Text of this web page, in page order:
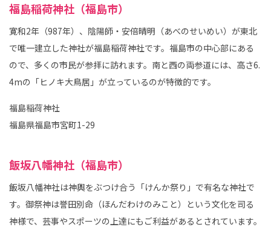
福島稲荷神社（福島市）
寛和2年（987年）、陰陽師・安倍晴明（あべのせいめい）が東北
で唯一建立した神社が福島稲荷神社です。福島市の中心部にある
ので、多くの市民が参拝に訪れます。南と西の両参道には、高さ6.
4mの「ヒノキ大鳥居」が立っているのが特徴的です。
福島稲荷神社
福島県福島市宮町1-29
飯坂八幡神社（福島市）
飯坂八幡神社は神輿をぶつけ合う「けんか祭り」で有名な神社で
す。御祭神は誉田別命（ほんだわけのみこと）という文化を司る
神様で、芸事やスポーツの上達にもご利益があるとされています。